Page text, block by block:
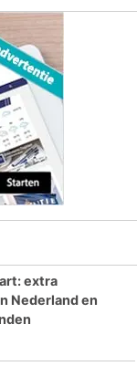
extra
Nederland en